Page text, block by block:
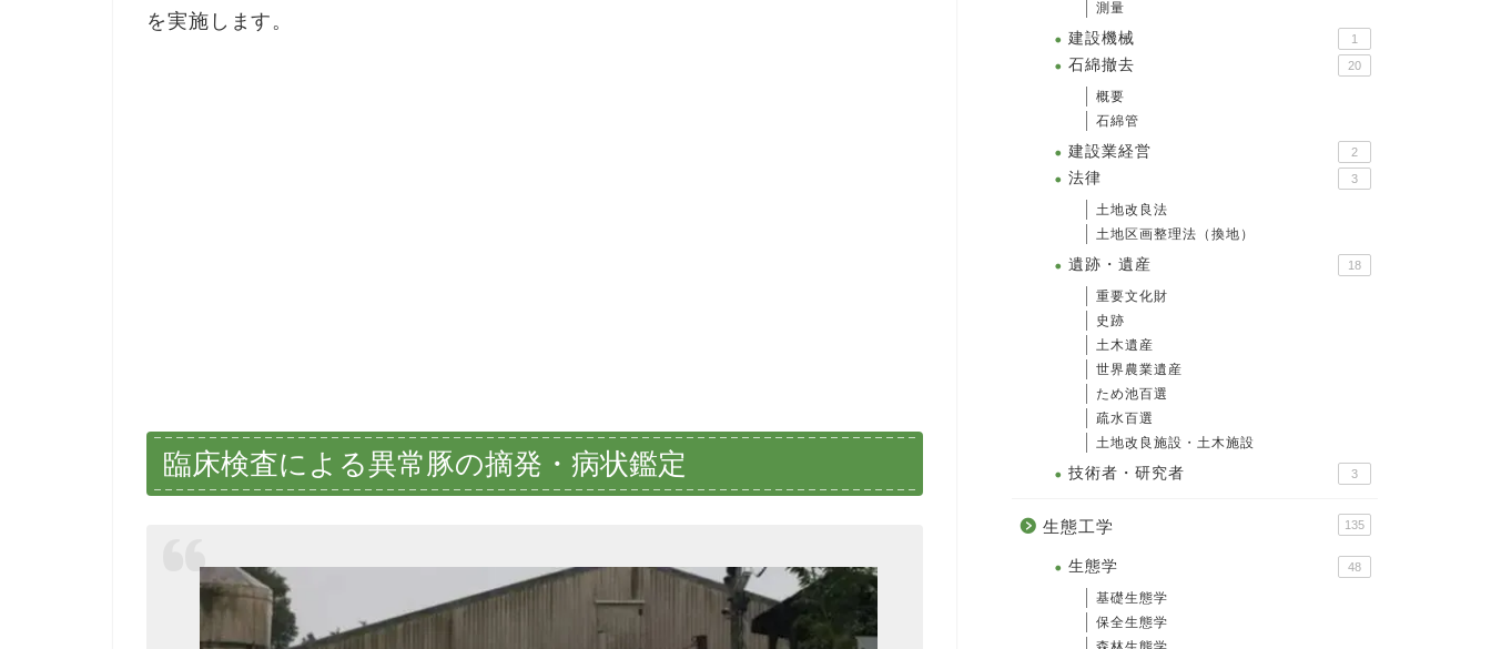
を実施します。
臨床検査による異常豚の摘発・病状鑑定
測量
建設機械 1
石綿撤去 20
概要
石綿管
建設業経営 2
法律 3
土地改良法
土地区画整理法（換地）
遺跡・遺産 18
重要文化財
史跡
土木遺産
世界農業遺産
ため池百選
疏水百選
土地改良施設・土木施設
技術者・研究者 3
生態工学 135
生態学 48
基礎生態学
保全生態学